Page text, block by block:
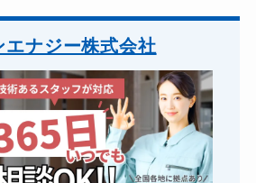
エナジー株式会社